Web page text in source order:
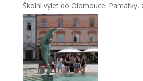
Školní výlet do Olomouce: Památky,